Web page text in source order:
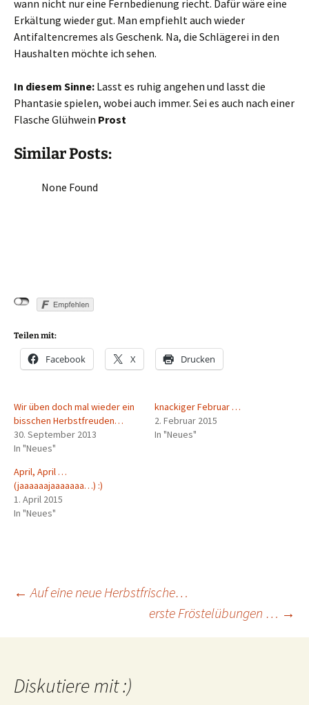
wann nicht nur eine Fernbedienung riecht. Dafür wäre eine
Erkältung wieder gut. Man empfiehlt auch wieder
Antifaltencremes als Geschenk. Na, die Schlägerei in den
Haushalten möchte ich sehen.
In diesem Sinne: Lasst es ruhig angehen und lasst die
Phantasie spielen, wobei auch immer. Sei es auch nach einer
Flasche Glühwein Prost
Similar Posts:
None Found
Teilen mit:
Facebook X Drucken
Wir üben doch mal wieder ein
bisschen Herbstfreuden…
30. September 2013
In "Neues"
knackiger Februar …
2. Februar 2015
In "Neues"
April, April …
(jaaaaaajaaaaaaa…) :)
1. April 2015
In "Neues"
Beitragsnavigation
← Auf eine neue Herbstfrische…
erste Fröstelübungen … →
Diskutiere mit :)